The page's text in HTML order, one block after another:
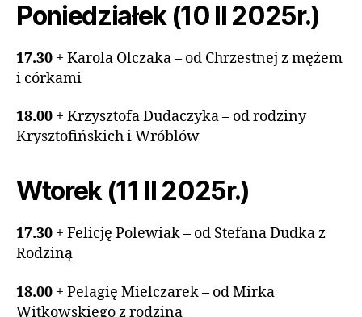
Poniedziałek (10 II 2025r.)
17.30 + Karola Olczaka – od Chrzestnej z mężem
i córkami
18.00 + Krzysztofa Dudaczyka – od rodziny
Krysztofińskich i Wróblów
Wtorek (11 II 2025r.)
17.30 + Felicję Polewiak – od Stefana Dudka z
Rodziną
18.00 + Pelagię Mielczarek – od Mirka
Witkowskiego z rodziną